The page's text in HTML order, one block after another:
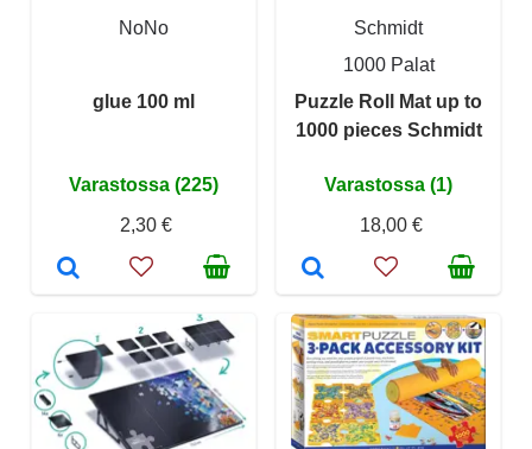
NoNo
glue 100 ml
Varastossa (225)
2,30 €
Schmidt
1000 Palat
Puzzle Roll Mat up to
1000 pieces Schmidt
Varastossa (1)
18,00 €